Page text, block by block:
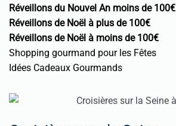
Réveillons du Nouvel An moins de 100€
Réveillons de Noël à plus de 100€
Réveillons de Noël à moins de 100€
Shopping gourmand pour les Fêtes
Idées Cadeaux Gourmands